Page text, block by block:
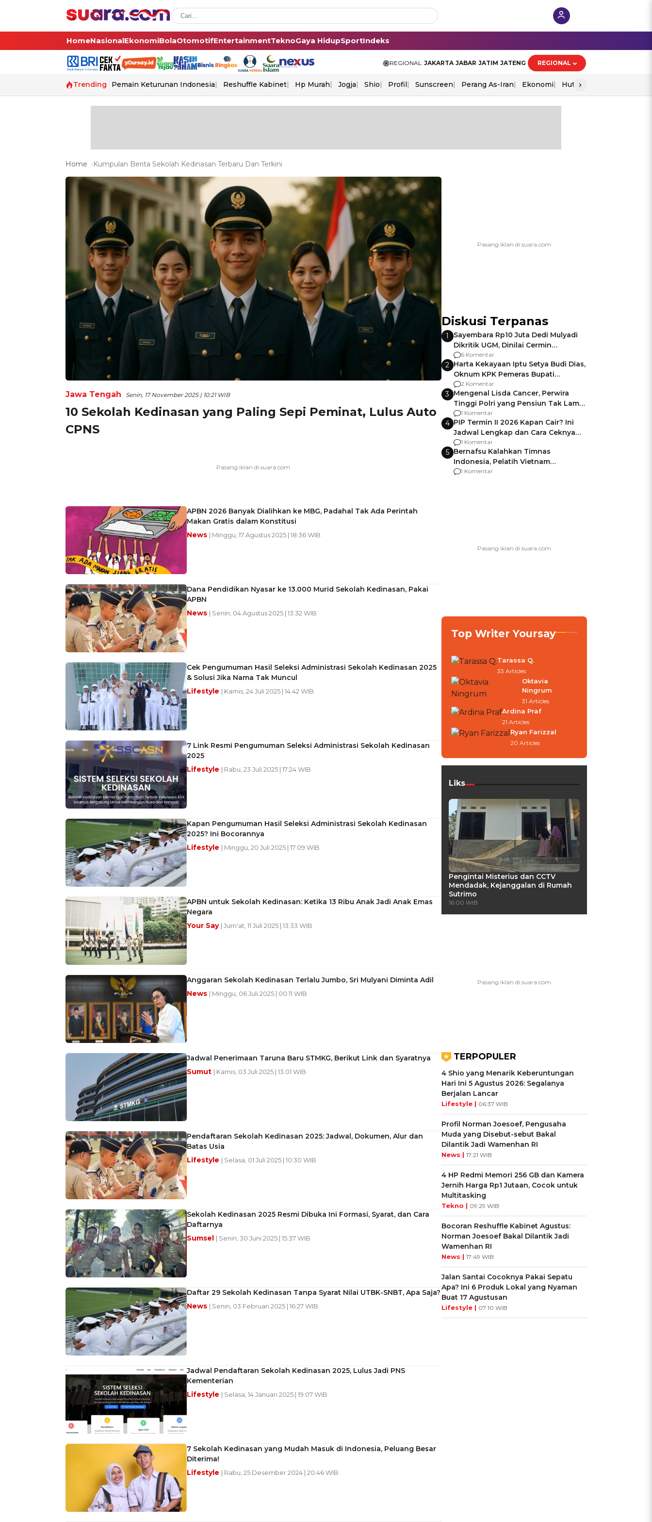
HomeNasionalEkonomiBolaOtomotifEntertainmentTeknoGaya HidupSportIndeks
REGIONAL: JAKARTA JABAR JATIM JATENG REGIONAL
Trending Pemain Keturunan Indonesia Reshuffle Kabinet Hp Murah Jogja Shio Profil Sunscreen Perang As-Iran Ekonomi Hut Ri
›
Home Kumpulan Berita Sekolah Kedinasan Terbaru Dan Terkini
Jawa Tengah Senin, 17 November 2025 | 10:21 WIB
10 Sekolah Kedinasan yang Paling Sepi Peminat, Lulus Auto
CPNS
APBN 2026 Banyak Dialihkan ke MBG, Padahal Tak Ada Perintah
Makan Gratis dalam Konstitusi
News | Minggu, 17 Agustus 2025 | 18:36 WIB
Dana Pendidikan Nyasar ke 13.000 Murid Sekolah Kedinasan, Pakai
APBN
News | Senin, 04 Agustus 2025 | 13:32 WIB
Cek Pengumuman Hasil Seleksi Administrasi Sekolah Kedinasan 2025
& Solusi Jika Nama Tak Muncul
Lifestyle | Kamis, 24 Juli 2025 | 14:42 WIB
7 Link Resmi Pengumuman Seleksi Administrasi Sekolah Kedinasan
2025
Lifestyle | Rabu, 23 Juli 2025 | 17:24 WIB
Kapan Pengumuman Hasil Seleksi Administrasi Sekolah Kedinasan
2025? Ini Bocorannya
Lifestyle | Minggu, 20 Juli 2025 | 17:09 WIB
APBN untuk Sekolah Kedinasan: Ketika 13 Ribu Anak Jadi Anak Emas
Negara
Your Say | Jum'at, 11 Juli 2025 | 13:33 WIB
Anggaran Sekolah Kedinasan Terlalu Jumbo, Sri Mulyani Diminta Adil
News | Minggu, 06 Juli 2025 | 00:11 WIB
Jadwal Penerimaan Taruna Baru STMKG, Berikut Link dan Syaratnya
Sumut | Kamis, 03 Juli 2025 | 13:01 WIB
Pendaftaran Sekolah Kedinasan 2025: Jadwal, Dokumen, Alur dan
Batas Usia
Lifestyle | Selasa, 01 Juli 2025 | 10:30 WIB
Sekolah Kedinasan 2025 Resmi Dibuka Ini Formasi, Syarat, dan Cara
Daftarnya
Sumsel | Senin, 30 Juni 2025 | 15:37 WIB
Daftar 29 Sekolah Kedinasan Tanpa Syarat Nilai UTBK-SNBT, Apa Saja?
News | Senin, 03 Februari 2025 | 16:27 WIB
Jadwal Pendaftaran Sekolah Kedinasan 2025, Lulus Jadi PNS
Kementerian
Lifestyle | Selasa, 14 Januari 2025 | 19:07 WIB
7 Sekolah Kedinasan yang Mudah Masuk di Indonesia, Peluang Besar
Diterima!
Lifestyle | Rabu, 25 Desember 2024 | 20:46 WIB
Diskusi Terpanas
1
Sayembara Rp10 Juta Dedi Mulyadi
Dikritik UGM, Dinilai Cermin
Gagalnya Negara Jamin Keamanan
6 Komentar
2 Harta Kekayaan Iptu Setya Budi Dias,
Oknum KPK Pemeras Bupati
Pemalang
2 Komentar
3 Mengenal Lisda Cancer, Perwira
Tinggi Polri yang Pensiun Tak Lama
Usai Jadi Brigjen
1 Komentar
4 PIP Termin II 2026 Kapan Cair? Ini
Jadwal Lengkap dan Cara Ceknya
agar Dana Tidak Hangus!
1 Komentar
5 Bernafsu Kalahkan Timnas
Indonesia, Pelatih Vietnam
Berencana Pakai Jimat di Pakansari
1 Komentar
Top Writer Yoursay
Tarassa Q.
33 Articles
Oktavia
Ningrum
31 Articles
Ardina Praf
21 Articles
Ryan Farizzal
20 Articles
Liks
Pengintai Misterius dan CCTV
Mendadak, Kejanggalan di Rumah
Sutrimo
16:00 WIB
TERPOPULER
4 Shio yang Menarik Keberuntungan
Hari Ini 5 Agustus 2026: Segalanya
Berjalan Lancar
Lifestyle | 06:37 WIB
Profil Norman Joesoef, Pengusaha
Muda yang Disebut-sebut Bakal
Dilantik Jadi Wamenhan RI
News | 17:21 WIB
4 HP Redmi Memori 256 GB dan Kamera
Jernih Harga Rp1 Jutaan, Cocok untuk
Multitasking
Tekno | 09:29 WIB
Bocoran Reshuffle Kabinet Agustus:
Norman Joesoef Bakal Dilantik Jadi
Wamenhan RI
News | 17:49 WIB
Jalan Santai Cocoknya Pakai Sepatu
Apa? Ini 6 Produk Lokal yang Nyaman
Buat 17 Agustusan
Lifestyle | 07:10 WIB